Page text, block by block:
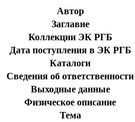
Автор
Заглавие
Коллекции ЭК РГБ
Дата поступления в ЭК РГБ
Каталоги
Сведения об ответственности
Выходные данные
Физическое описание
Тема